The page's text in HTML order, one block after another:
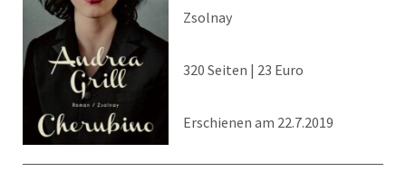
Zsolnay
320 Seiten | 23 Euro
Erschienen am 22.7.2019